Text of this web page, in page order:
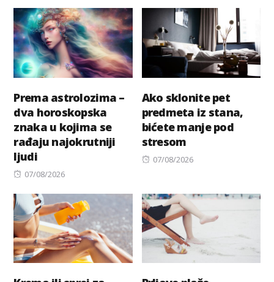
Prema astrolozima –
dva horoskopska
znaka u kojima se
rađaju najokrutniji
ljudi
Posted
07/08/2026
Ako sklonite pet
predmeta iz stana,
bićete manje pod
stresom
Posted
07/08/2026